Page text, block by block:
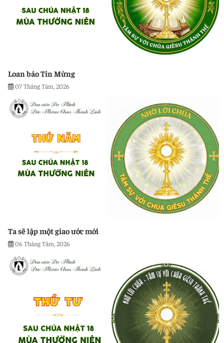
Loan báo Tin Mừng
07 Tháng Tám, 2026
Ta sẽ lập một giao ước mới
06 Tháng Tám, 2026